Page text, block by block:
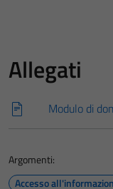
Allegati
Modulo di
Argomenti:
Accesso